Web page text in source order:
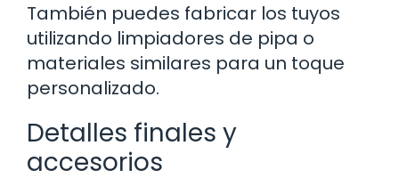
También puedes fabricar los tuyos
utilizando limpiadores de pipa o
materiales similares para un toque
personalizado.
Detalles finales y
accesorios